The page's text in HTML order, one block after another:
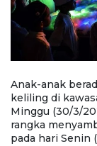
Anak-anak
keliling di
Minggu (30/3/
rangka
pada hari Senin